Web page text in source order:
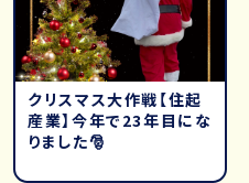
クリスマス大作戦【住起
産業】今年で23年目にな
りました🎅